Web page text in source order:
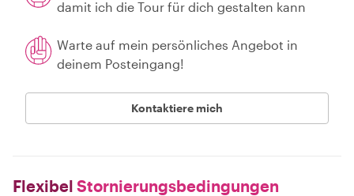
damit ich die Tour für dich gestalten kann
Warte auf mein persönliches Angebot in
deinem Posteingang!
Kontaktiere mich
Flexibel Stornierungsbedingungen